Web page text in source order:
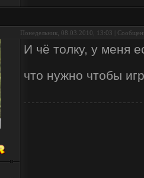
Понедельник, 08.03.2010, 13:03 |
И чё толку, у меня
что нужно чтобы